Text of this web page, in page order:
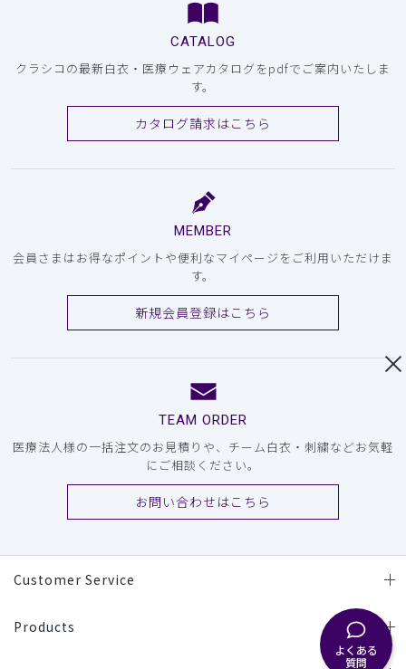
よくある
質問
CATALOG
クラシコの最新白衣・医療ウェアカタログをpdfでご案内いたしま
す。
カタログ請求はこちら
MEMBER
会員さまはお得なポイントや便利なマイページをご利用いただけま
す。
新規会員登録はこちら
TEAM ORDER
医療法人様の一括注文のお見積りや、チーム白衣・刺繍などお気軽
にご相談ください。
お問い合わせはこちら
Customer Service
Products